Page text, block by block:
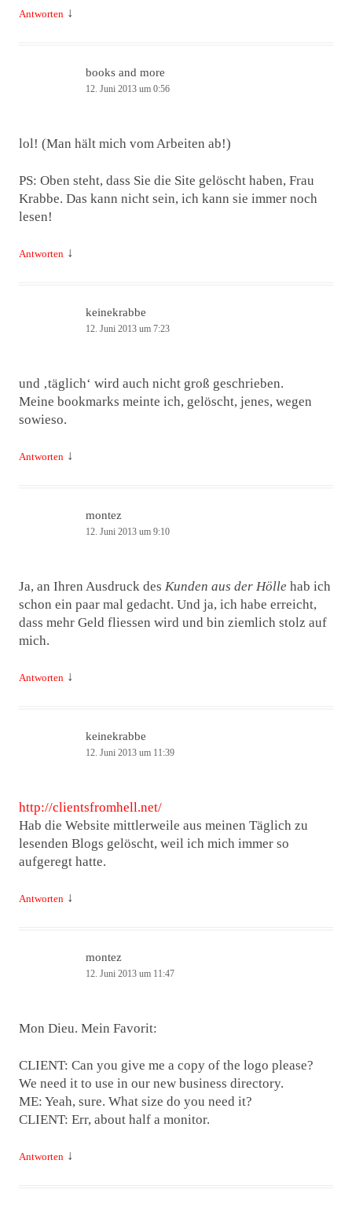
Antworten ↓
books and more
12. Juni 2013 um 0:56
lol! (Man hält mich vom Arbeiten ab!)
PS: Oben steht, dass Sie die Site gelöscht haben, Frau
Krabbe. Das kann nicht sein, ich kann sie immer noch
lesen!
Antworten ↓
keinekrabbe
12. Juni 2013 um 7:23
und ‚täglich‘ wird auch nicht groß geschrieben.
Meine bookmarks meinte ich, gelöscht, jenes, wegen
sowieso.
Antworten ↓
montez
12. Juni 2013 um 9:10
Ja, an Ihren Ausdruck des Kunden aus der Hölle hab ich
schon ein paar mal gedacht. Und ja, ich habe erreicht,
dass mehr Geld fliessen wird und bin ziemlich stolz auf
mich.
Antworten ↓
keinekrabbe
12. Juni 2013 um 11:39
http://clientsfromhell.net/
Hab die Website mittlerweile aus meinen Täglich zu
lesenden Blogs gelöscht, weil ich mich immer so
aufgeregt hatte.
Antworten ↓
montez
12. Juni 2013 um 11:47
Mon Dieu. Mein Favorit:
CLIENT: Can you give me a copy of the logo please?
We need it to use in our new business directory.
ME: Yeah, sure. What size do you need it?
CLIENT: Err, about half a monitor.
Antworten ↓